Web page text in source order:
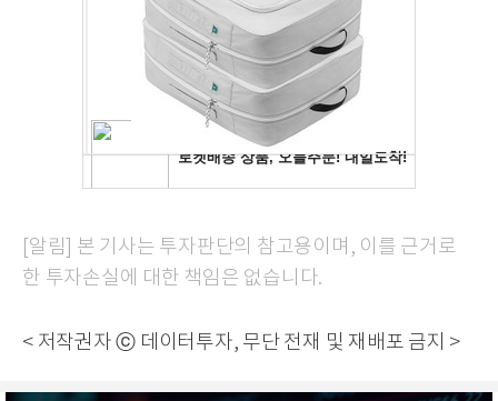
[알림] 본 기사는 투자판단의 참고용이며, 이를 근거로
한 투자손실에 대한 책임은 없습니다.
< 저작권자 ⓒ 데이터투자, 무단 전재 및 재배포 금지 >